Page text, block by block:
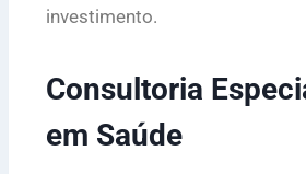
investimento.
Consultoria
em Saúde